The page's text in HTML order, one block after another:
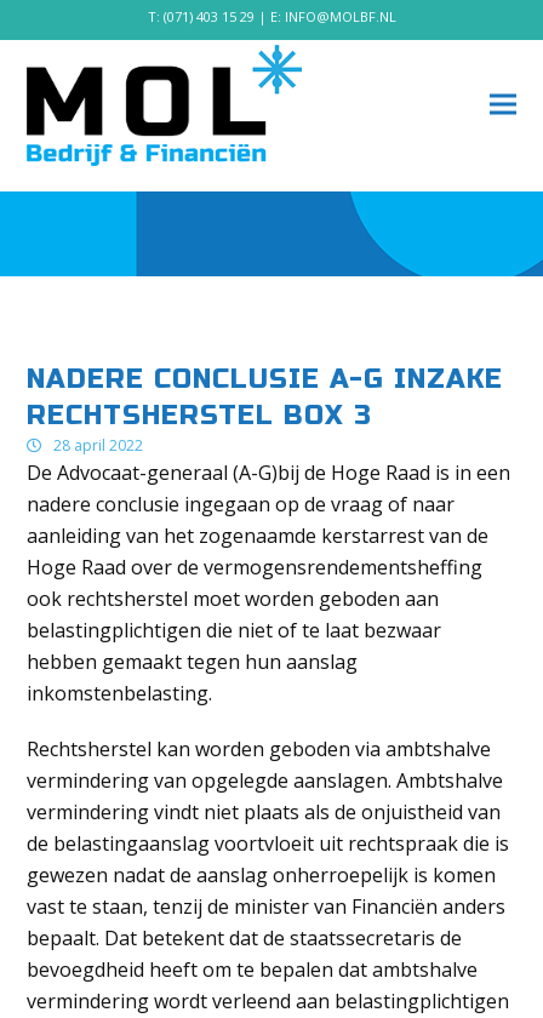
T: (071) 403 15 29 | E: INFO@MOLBF.NL
NADERE CONCLUSIE A-G INZAKE
RECHTSHERSTEL BOX 3
28 april 2022
De Advocaat-generaal (A-G)bij de Hoge Raad is in een
nadere conclusie ingegaan op de vraag of naar
aanleiding van het zogenaamde kerstarrest van de
Hoge Raad over de vermogensrendementsheffing
ook rechtsherstel moet worden geboden aan
belastingplichtigen die niet of te laat bezwaar
hebben gemaakt tegen hun aanslag
inkomstenbelasting.
Rechtsherstel kan worden geboden via ambtshalve
vermindering van opgelegde aanslagen. Ambtshalve
vermindering vindt niet plaats als de onjuistheid van
de belastingaanslag voortvloeit uit rechtspraak die is
gewezen nadat de aanslag onherroepelijk is komen
vast te staan, tenzij de minister van Financiën anders
bepaalt. Dat betekent dat de staatssecretaris de
bevoegdheid heeft om te bepalen dat ambtshalve
vermindering wordt verleend aan belastingplichtigen